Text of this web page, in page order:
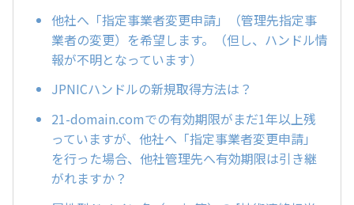
他社へ「指定事業者変更申請」（管理先指定事
業者の変更）を希望します。（但し、ハンドル情
報が不明となっています）
JPNICハンドルの新規取得方法は？
21-domain.comでの有効期限がまだ1年以上残
っていますが、他社へ「指定事業者変更申請」
を行った場合、他社管理先へ有効期限は引き継
がれますか？